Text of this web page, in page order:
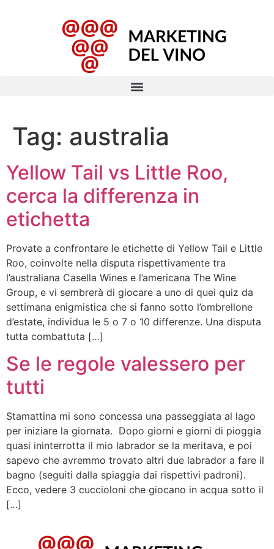
Tag: australia
Yellow Tail vs Little Roo,
cerca la differenza in
etichetta
Provate a confrontare le etichette di Yellow Tail e Little
Roo, coinvolte nella disputa rispettivamente tra
l’australiana Casella Wines e l’americana The Wine
Group, e vi sembrerà di giocare a uno di quei quiz da
settimana enigmistica che si fanno sotto l’ombrellone
d’estate, individua le 5 o 7 o 10 differenze. Una disputa
tutta combattuta […]
Se le regole valessero per
tutti
Stamattina mi sono concessa una passeggiata al lago
per iniziare la giornata. Dopo giorni e giorni di pioggia
quasi ininterrotta il mio labrador se la meritava, e poi
sapevo che avremmo trovato altri due labrador a fare il
bagno (seguiti dalla spiaggia dai rispettivi padroni).
Ecco, vedere 3 cuccioloni che giocano in acqua sotto il
[…]